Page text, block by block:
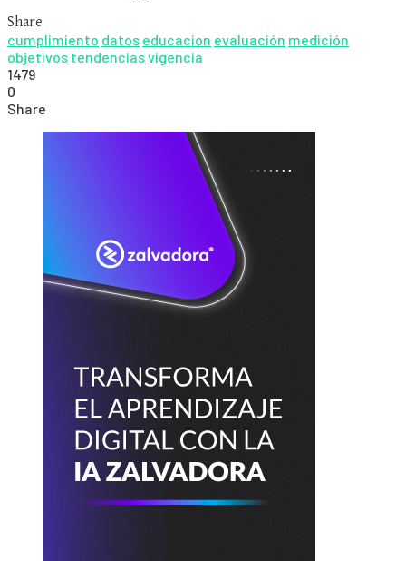
Share
cumplimiento datos educacion evaluación medición
objetivos tendenciasvigencia
1479
0
Share